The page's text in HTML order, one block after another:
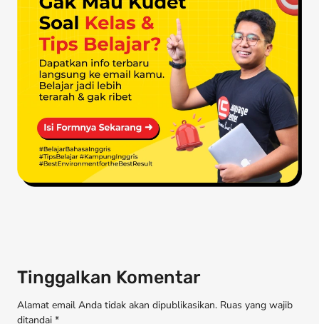
Tinggalkan Komentar
Alamat email Anda tidak akan dipublikasikan. Ruas yang wajib
ditandai *